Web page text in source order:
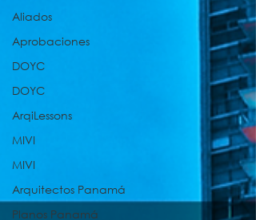
Aliados
Aprobaciones
DOYC
DOYC
ArqiLessons
MIVI
MIVI
Arquitectos Panamá
Planos Panamá